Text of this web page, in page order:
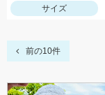
サイズ
前の10件